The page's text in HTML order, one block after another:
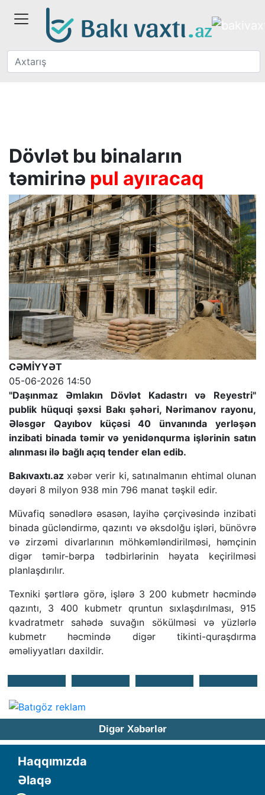
Dövlət bu binaların
təmirinə pul ayıracaq
CƏMİYYƏT
05-06-2026 14:50
"Daşınmaz Əmlakın Dövlət Kadastrı və Reyestri"
publik hüquqi şəxsi Bakı şəhəri, Nərimanov rayonu,
Ələsgər Qayıbov küçəsi 40 ünvanında yerləşən
inzibati binada təmir və yenidənqurma işlərinin satın
alınması ilə bağlı açıq tender elan edib.
Bakıvaxtı.az xəbər verir ki, satınalmanın ehtimal olunan
dəyəri 8 milyon 938 min 796 manat təşkil edir.
Müvafiq sənədlərə əsasən, layihə çərçivəsində inzibati
binada gücləndirmə, qazıntı və əksdolğu işləri, bünövrə
və zirzəmi divarlarının möhkəmləndirilməsi, həmçinin
digər təmir-bərpa tədbirlərinin həyata keçirilməsi
planlaşdırılır.
Texniki şərtlərə görə, işlərə 3 200 kubmetr həcmində
qazıntı, 3 400 kubmetr qruntun sıxlaşdırılması, 915
kvadratmetr sahədə suvağın sökülməsi və yüzlərlə
kubmetr həcmində digər tikinti-quraşdırma
əməliyyatları daxildir.
Digər Xəbərlər
Haqqımızda
Əlaqə